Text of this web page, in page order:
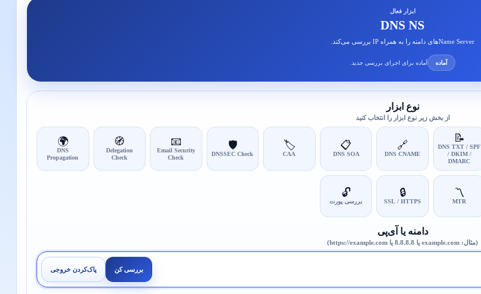
ابزار فعال
DNS NS
Name Serverهای دامنه را به همراه IP بررسی می‌کند.
آماده آماده برای اجرای بررسی جدید.
نوع ابزار
از بخش زیر نوع ابزار را انتخاب کنید
📝
DNS TXT / SPF
/ DKIM /
DMARC
🔗
DNS CNAME
📋
DNS SOA
🏷️
CAA
🛡️
DNSSEC Check
📧
Email Security
Check
🧭
Delegation
Check
🌍
DNS
Propagation
〽️
MTR
🔒
SSL / HTTPS
🔓
بررسی پورت
دامنه یا آی‌پی
(مثال: example.com یا 8.8.8.8 یا https://example.com)
بررسی کن پاک‌کردن خروجی